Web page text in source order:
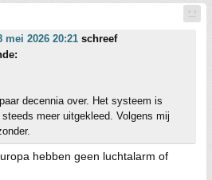
mei 2026 20:21 schreef
decennia over. Het systeem is
meer uitgekleed. Volgens mij
hebben geen luchtalarm of